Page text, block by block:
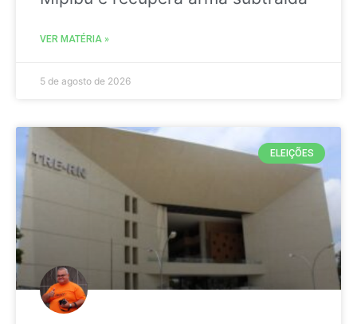
VER MATÉRIA »
5 de agosto de 2026
ELEIÇÕES